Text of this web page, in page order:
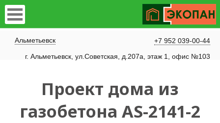
Альметьевск
+7 952 039-00-44
г. Альметьевск, ул.Советская, д.207а, этаж 1, офис №103
Проект дома из
газобетона AS-2141-2